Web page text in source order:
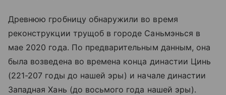
Древнюю гробницу обнаружили во время
реконструкции трущоб в городе Саньмэнься в
мае 2020 года. По предварительным данным, она
была возведена во времена конца династии Цинь
(221-207 годы до нашей эры) и начале династии
Западная Хань (до восьмого года нашей эры).